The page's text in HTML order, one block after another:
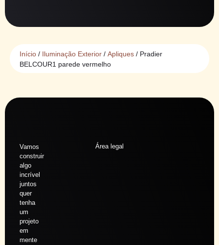
Início / Iluminação Exterior / Apliques / Pradier
BELCOUR1 parede vermelho
Vamos
construir
algo
incrível
juntos
quer
tenha
um
projeto
em
mente
Área legal